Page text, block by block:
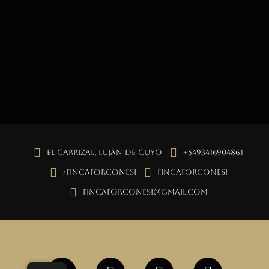
El Carrizal, Luján de Cuyo +5493416904861
/fincaforconesi fincaforconesi
fincaforconesi@gmail.com